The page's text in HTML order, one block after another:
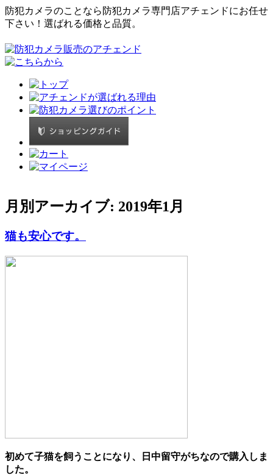
防犯カメラのことなら防犯カメラ専門店アチェンドにお任せ
下さい！選ばれる価格と品質。
月別アーカイブ: 2019年1月
猫も安心です。
初めて子猫を飼うことになり、日中留守がちなので購入しま
した。